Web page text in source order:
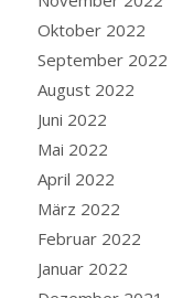
Oktober 2022
September 2022
August 2022
Juni 2022
Mai 2022
April 2022
März 2022
Februar 2022
Januar 2022